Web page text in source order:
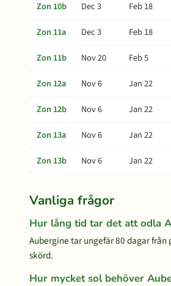
Zon 10b Dec 3 Feb 18
Zon 11a
Dec 3 Feb 18
Zon 11b
Nov 20 Feb 5
Zon 12a
Nov 6 Jan 22
Zon 12b
Nov 6 Jan 22
Zon 13a
Nov 6 Jan 22
Zon 13b
Nov 6 Jan 22
Vanliga frågor
Hur lång tid tar det att odla
Aubergine tar ungefär 80 dagar
skörd.
Hur mycket sol behöver